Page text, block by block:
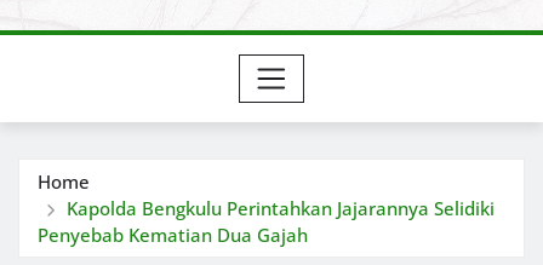
Home
Kapolda Bengkulu Perintahkan Jajarannya Selidiki
Penyebab Kematian Dua Gajah